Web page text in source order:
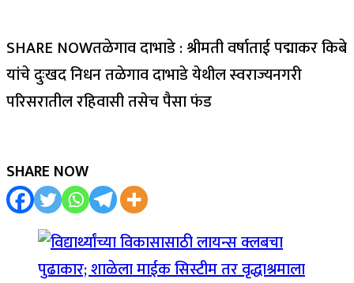
SHARE NOWतळेगाव दाभाडे : श्रीमती वर्षाताई पद्माकर किबे
यांचे दुःखद निधन तळेगाव दाभाडे येथील स्वराज्यनगरी
परिसरातील रहिवासी तसेच पैसा फंड
SHARE NOW